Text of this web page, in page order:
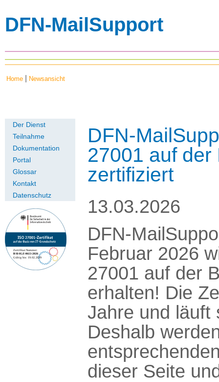
DFN-MailSupport
Home Newsansicht
Der Dienst
Teilnahme
Dokumentation
Portal
Glossar
Kontakt
Datenschutz
DFN-
27001 auf
zertifiziert
13.03.2026
DFN-
Februar 2026
27001 auf der
erhalten! Die
Jahre und läuft
Deshalb
dieser Seite